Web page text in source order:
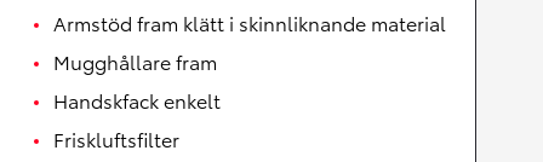
Armstöd fram klätt i skinnliknande material
Mugghållare fram
Handskfack enkelt
Friskluftsfilter